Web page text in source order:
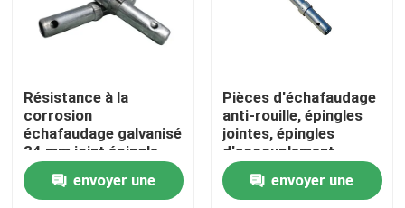
Ring Lock Scaffolding Parts
Échafaudage Jack Base
Tête de l'échafaudage U
Résistance à la
corrosion
échafaudage galvanisé
34 mm joint épingle
envoyer une
Pièces d'échafaudage
anti-rouille, épingles
jointes, épingles
d'accouplement,
échafaudage à cadre
envoyer une